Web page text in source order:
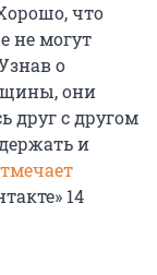
что
не могут
о
они
друг с другом
и
14